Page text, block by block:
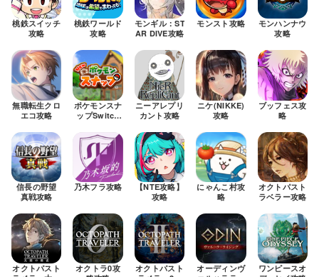
桃鉄スイッチ
攻略
桃鉄ワールド
攻略
モンギル：ST
AR DIVE攻略
モンスト攻略
モンハンナウ
攻略
無職転生クロ
エコ攻略
ポケモンスナ
ップSwitch
ニーアレプリ
カント攻略
ニケ(NIKKE)
攻略
ブッフェス攻
略
信長の野望
真戦攻略
乃木フラ攻略
【NTE攻略】
攻略
にゃんこ村攻
略
オクトパスト
ラベラー攻略
オクトパスト
オクトラ0攻
オクトパスト
オーディンヴ
ワンピースオ